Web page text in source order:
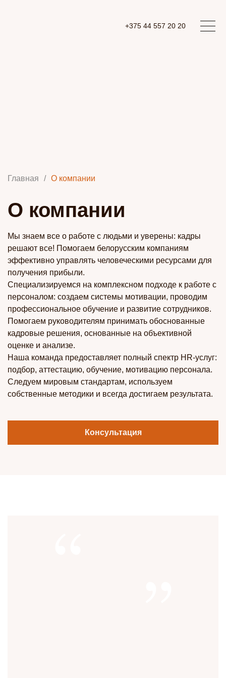
+375 44 557 20 20
Главная / О компании
О компании
Мы знаем все о работе с людьми и уверены: кадры
решают все! Помогаем белорусским компаниям
эффективно управлять человеческими ресурсами для
получения прибыли.
Специализируемся на комплексном подходе к работе с
персоналом: создаем системы мотивации, проводим
профессиональное обучение и развитие сотрудников.
Помогаем руководителям принимать обоснованные
кадровые решения, основанные на объективной
оценке и анализе.
Наша команда предоставляет полный спектр HR-услуг:
подбор, аттестацию, обучение, мотивацию персонала.
Следуем мировым стандартам, используем
собственные методики и всегда достигаем результата.
Консультация